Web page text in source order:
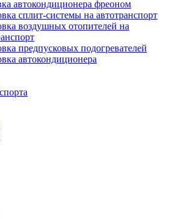
автокондиционера фреоном
сплит-системы на автотранспорт
воздушных отопителей на
предпусковых подогревателей
автокондиционера